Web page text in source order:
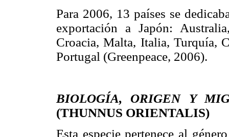
Para 2006, 13 países se
exportación a Japón:
Croacia, Malta, Italia, Turquía,
Portugal (Greenpeace, 2006).
BIOLOGÍA, ORIGEN Y
(THUNNUS ORIENTALIS)
Esta especie pertenece al